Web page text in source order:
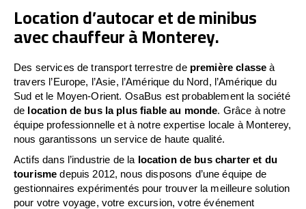
Location d’autocar et de minibus
avec chauffeur à Monterey.
Des services de transport terrestre de première classe à
travers l’Europe, l’Asie, l’Amérique du Nord, l’Amérique du
Sud et le Moyen-Orient. OsaBus est probablement la société
de location de bus la plus fiable au monde. Grâce à notre
équipe professionnelle et à notre expertise locale à Monterey,
nous garantissons un service de haute qualité.
Actifs dans l’industrie de la location de bus charter et du
tourisme depuis 2012, nous disposons d’une équipe de
gestionnaires expérimentés pour trouver la meilleure solution
pour votre voyage, votre excursion, votre événement